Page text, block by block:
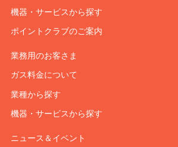
機器・サービスから探す
ポイントクラブのご案内
業務用のお客さま
ガス料金について
業種から探す
機器・サービスから探す
ニュース＆イベント